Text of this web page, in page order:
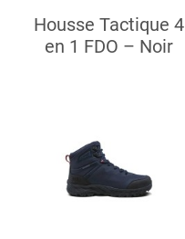
Housse Tactique 4
en 1 FDO – Noir